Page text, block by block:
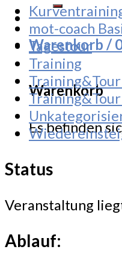
Warenkorb /
Warenkorb
Es befinden
mot-coach
Tagestour
Training
Training&Tour
Training&Tour
Status
Veranstaltung
Ablauf: